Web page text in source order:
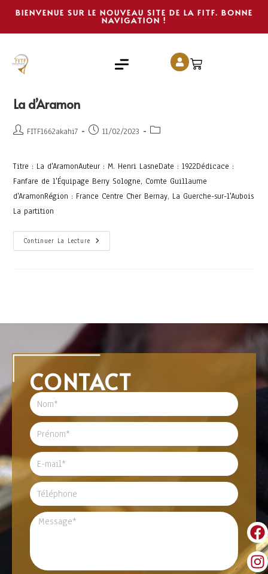
BIENVENUE SUR LE NOUVEAU SITE DE LA FITF. BONNE
NAVIGATION !
La d’Aramon
FITF1662akahi7 11/02/2023
Titre : La d'AramonAuteur : M. Henri LasneDate : 1922Dédicace :
Fanfare de l'Équipage Berry Sologne, Comte Guillaume
d'AramonRégion : France Centre Cher Bernay, La Guerche-sur-l'Aubois
La partition
Continuer La Lecture
CONTACT